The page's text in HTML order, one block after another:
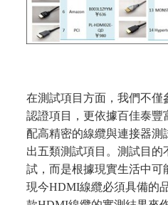
在測試項目方面，我們不
認證項目，更依據百佳泰
配高精密的線纜與連接器測
出五類測試項目。測試目的
試，而是根據現實生活中可
現今HDMI線纜必須具備的